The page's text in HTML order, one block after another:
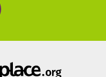
und Tierarten